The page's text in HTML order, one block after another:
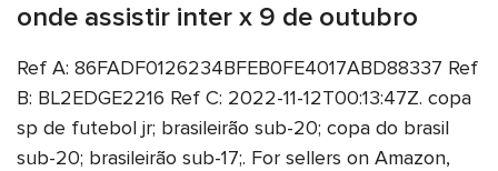
onde assistir inter x 9 de outubro
Ref A: 86FADF0126234BFEB0FE4017ABD88337 Ref
B: BL2EDGE2216 Ref C: 2022-11-12T00:13:47Z. copa
sp de futebol jr; brasileirão sub-20; copa do brasil
sub-20; brasileirão sub-17;. For sellers on Amazon,